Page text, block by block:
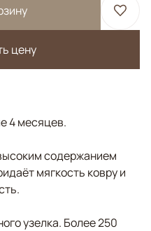
цену
4 месяцев.
содержанием
мягкость ковру и
узелка. Более 250